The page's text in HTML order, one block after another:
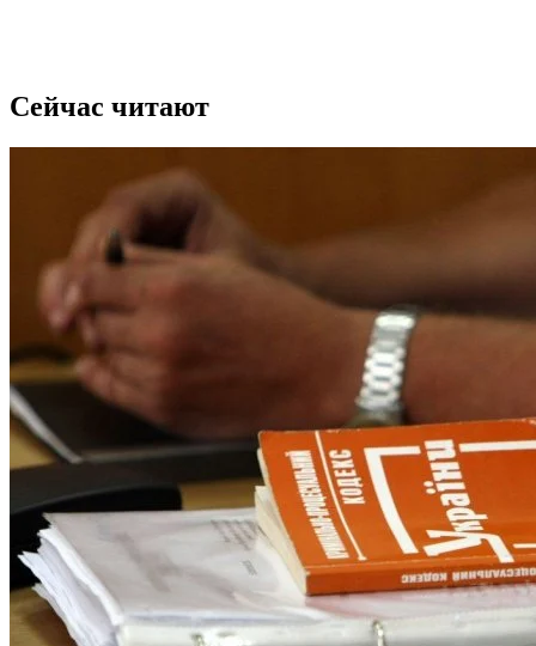
Сейчас читают